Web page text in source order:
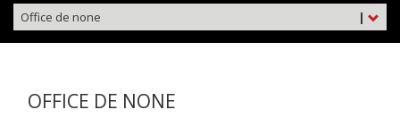
|
Office de none
OFFICE DE NONE